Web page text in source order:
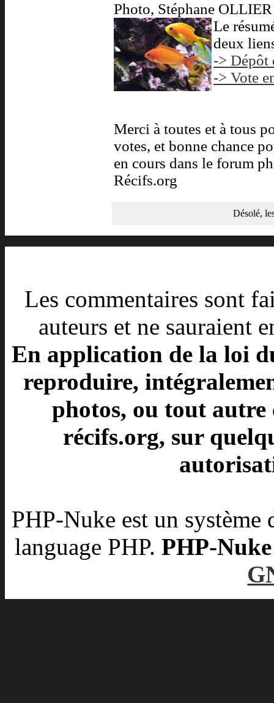
Photo, Stéphane OLLIER
Le
deux
-> Dépôt
-> Vote
Merci à toutes et à tous
votes, et bonne chance
en cours dans le forum
Récifs.org
Désolé,
Les commentaires sont
auteurs et ne sauraient
En application de la loi
reproduire,
photos, ou tout autre
récifs.org, sur
PHP-Nuke est un
language PHP. PHP-